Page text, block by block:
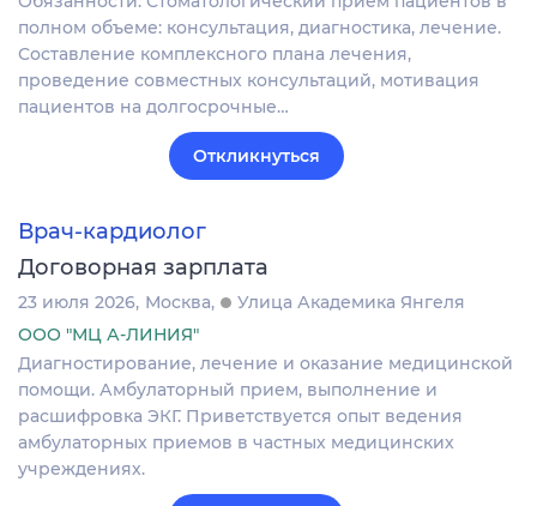
полном объеме: консультация, диагностика, лечение.
Составление комплексного плана лечения,
проведение совместных консультаций, мотивация
пациентов на долгосрочные…
Откликнуться
Врач-кардиолог
Договорная зарплата
23 июля 2026 Москва
Улица Академика Янгеля
ООО "МЦ А-ЛИНИЯ"
Диагностирование, лечение и оказание медицинской
помощи. Амбулаторный прием, выполнение и
расшифровка ЭКГ. Приветствуется опыт ведения
амбулаторных приемов в частных медицинских
учреждениях.